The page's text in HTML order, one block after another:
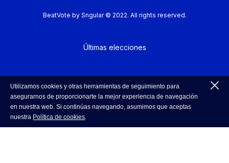
BeatVote by Sngular © 2022. All rights reserved.
Últimas elecciones
Política de Cookies
Utilizamos cookies y otras herramientas de seguimiento para
asegurarnos de proporcionarte la mejor experiencia de navegación
en nuestra web. Si continúas navegando, asumimos que aceptas
nuestra Política de cookies.